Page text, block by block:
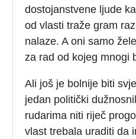
dostojanstvene ljude
od vlasti traže gram
nalaze. A oni samo
za rad od kojeg mnogi
Ali još je bolnije biti
jedan politički
rudarima niti riječ
vlast trebala uraditi da